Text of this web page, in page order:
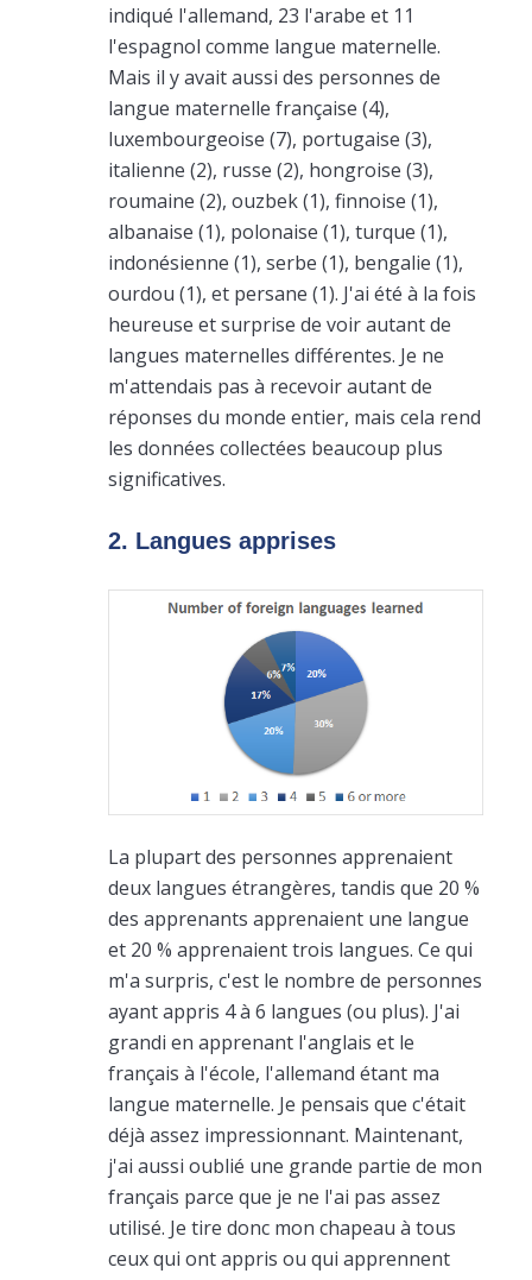
indiqué l'allemand, 23 l'arabe et 11
l'espagnol comme langue maternelle.
Mais il y avait aussi des personnes de
langue maternelle française (4),
luxembourgeoise (7), portugaise (3),
italienne (2), russe (2), hongroise (3),
roumaine (2), ouzbek (1), finnoise (1),
albanaise (1), polonaise (1), turque (1),
indonésienne (1), serbe (1), bengalie (1),
ourdou (1), et persane (1). J'ai été à la fois
heureuse et surprise de voir autant de
langues maternelles différentes. Je ne
m'attendais pas à recevoir autant de
réponses du monde entier, mais cela rend
les données collectées beaucoup plus
significatives.
2. Langues apprises
La plupart des personnes apprenaient
deux langues étrangères, tandis que 20 %
des apprenants apprenaient une langue
et 20 % apprenaient trois langues. Ce qui
m'a surpris, c'est le nombre de personnes
ayant appris 4 à 6 langues (ou plus). J'ai
grandi en apprenant l'anglais et le
français à l'école, l'allemand étant ma
langue maternelle. Je pensais que c'était
déjà assez impressionnant. Maintenant,
j'ai aussi oublié une grande partie de mon
français parce que je ne l'ai pas assez
utilisé. Je tire donc mon chapeau à tous
ceux qui ont appris ou qui apprennent